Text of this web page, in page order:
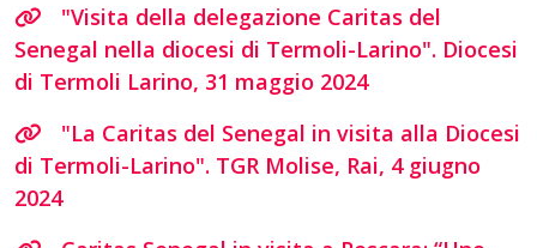
"Visita della delegazione Caritas del
Senegal nella diocesi di Termoli-Larino". Diocesi
di Termoli Larino, 31 maggio 2024
"La Caritas del Senegal in visita alla Diocesi
di Termoli-Larino". TGR Molise, Rai, 4 giugno
2024